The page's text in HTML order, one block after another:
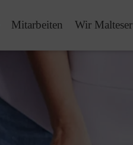
Mitarbeiten Wir Malteser